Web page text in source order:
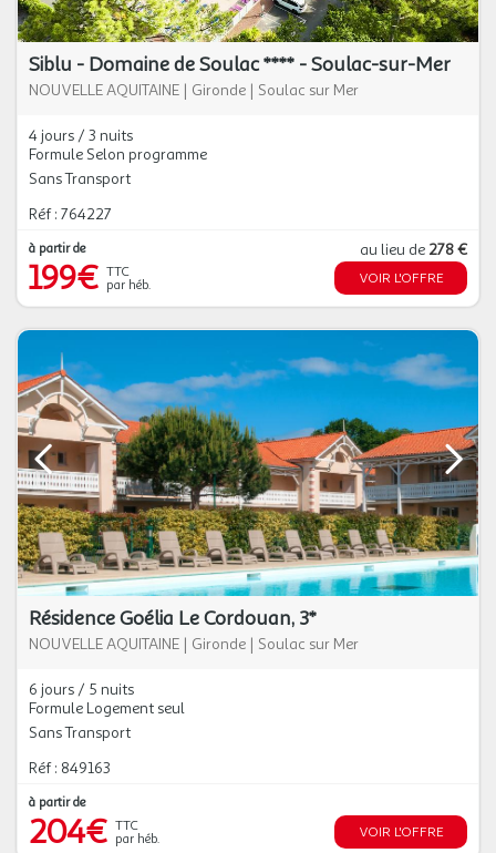
Siblu - Domaine de Soulac **** - Soulac-sur-Mer
NOUVELLE AQUITAINE | Gironde | Soulac sur Mer
4 jours / 3 nuits
Formule Selon programme
Sans Transport
Réf : 764227
à partir de
199€ TTC
par héb.
au lieu de 278 €
VOIR L'OFFRE
Résidence Goélia Le Cordouan, 3*
NOUVELLE AQUITAINE | Gironde | Soulac sur Mer
6 jours / 5 nuits
Formule Logement seul
Sans Transport
Réf : 849163
à partir de
204€ TTC
par héb.
VOIR L'OFFRE